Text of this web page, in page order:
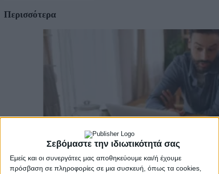
Σεβόμαστε την ιδιωτικότητά σας
Εμείς και οι συνεργάτες μας αποθηκεύουμε και/ή έχουμε
πρόσβαση σε πληροφορίες σε μια συσκευή, όπως τα cookies,
Περισσότερα